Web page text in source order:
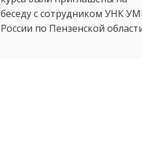
беседу с сотрудником УНК
России по Пензенской